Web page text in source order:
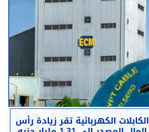
الكابلات الكهربائية تقر زيادة رأس